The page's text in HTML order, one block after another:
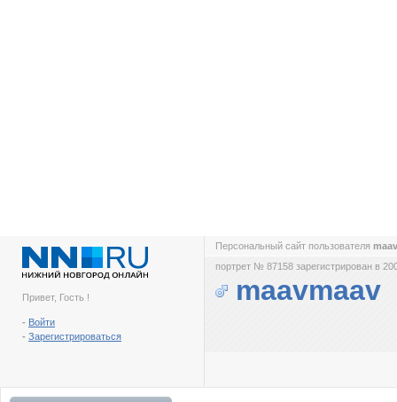
Привет, Гость !
- Войти
- Зарегистрироваться
Персональный сайт пользователя
портрет № 87158 зарегистрирован в
maavmaav